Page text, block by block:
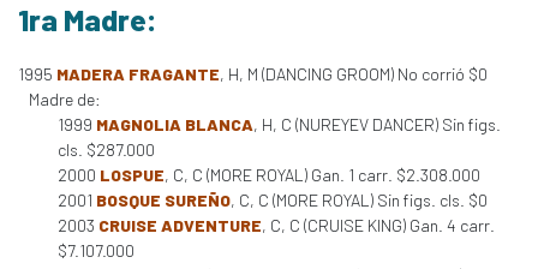
1ra Madre:
1995 MADERA FRAGANTE, H, M (DANCING GROOM) No corrió $0
Madre de:
1999 MAGNOLIA BLANCA, H, C (NUREYEV DANCER) Sin figs.
cls. $287.000
2000 LOSPUE, C, C (MORE ROYAL) Gan. 1 carr. $2.308.000
2001 BOSQUE SUREÑO, C, C (MORE ROYAL) Sin figs. cls. $0
2003 CRUISE ADVENTURE, C, C (CRUISE KING) Gan. 4 carr.
$7.107.000